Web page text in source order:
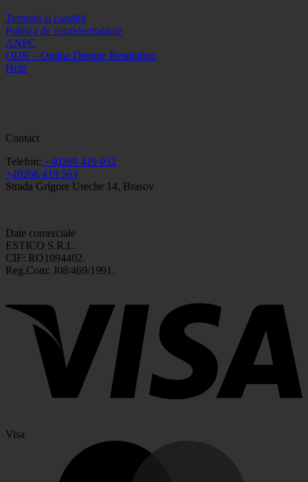
Termeni si conditii
Politica de confidentialitate
ANPC
ODR – Online Dispute Resolution
Help
Contact
Telefon: +40268 419 052
+40268 419 563
Strada Grigore Ureche 14, Brasov
Date comerciale
ESTICO S.R.L.
CIF: RO1094402.
Reg.Com: J08/469/1991.
Visa